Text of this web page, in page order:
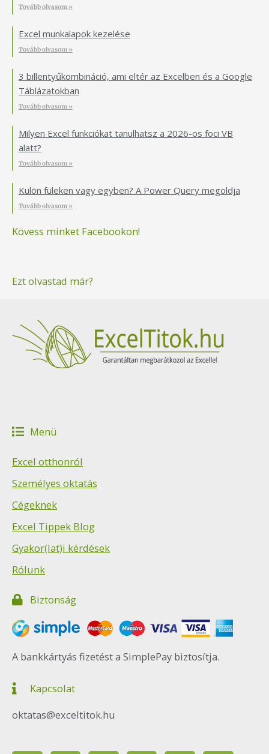
Tovább olvasom »
Excel munkalapok kezelése
Tovább olvasom »
3 billentyűkombináció, ami eltér az Excelben és a Google
Táblázatokban
Tovább olvasom »
Milyen Excel funkciókat tanulhatsz a 2026-os foci VB
alatt?
Tovább olvasom »
Külön füleken vagy egyben? A Power Query megoldja
Tovább olvasom »
Kövess minket Facebookon!
Ezt olvastad már?
Menü
Excel otthonról
Személyes oktatás
Cégeknek
Excel Tippek Blog
Gyakor(lat)i kérdések
Rólunk
Biztonság
A bankkártyás fizetést a SimplePay biztosítja.
Kapcsolat
oktatas@exceltitok.hu